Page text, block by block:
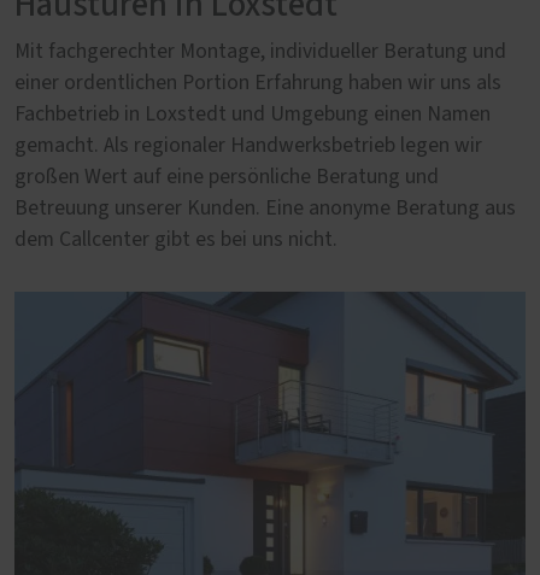
Mit fachgerechter Montage, individueller Beratung und
einer ordentlichen Portion Erfahrung haben wir uns als
Fachbetrieb in Loxstedt und Umgebung einen Namen
gemacht. Als regionaler Handwerksbetrieb legen wir
großen Wert auf eine persönliche Beratung und
Betreuung unserer Kunden. Eine anonyme Beratung aus
dem Callcenter gibt es bei uns nicht.